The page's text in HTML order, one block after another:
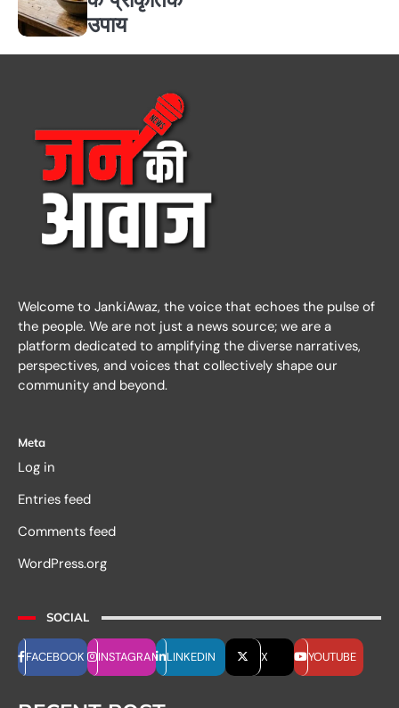
उपाय
Welcome to JankiAwaz, the voice that echoes the pulse of
the people. We are not just a news source; we are a
platform dedicated to amplifying the diverse narratives,
perspectives, and voices that collectively shape our
community and beyond.
Meta
Log in
Entries feed
Comments feed
WordPress.org
SOCIAL
FACEBOOK INSTAGRAM LINKEDIN X YOUTUBE